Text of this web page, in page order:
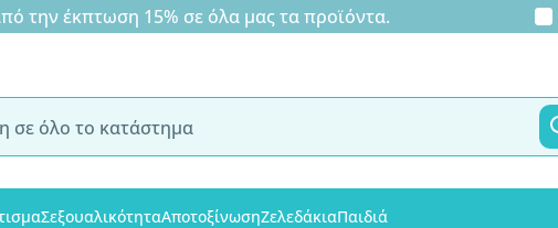
έκπτωση 15% σε όλα μας τα προϊόντα.
ΣεξουαλικότηταΑποτοξίνωσηΖελεδάκιαΠαιδιά